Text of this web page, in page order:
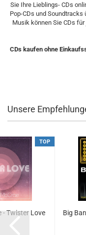
Sie Ihre Lieblings- CDs
Pop-CDs und Soundtracks
Musik können Sie CDs
CDs kaufen ohne
Unsere
TOP
- Twister Love
Big